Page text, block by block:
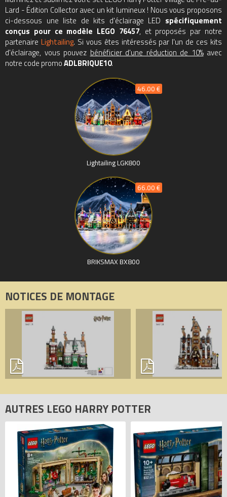
Lard - Édition Collector avec un kit lumineux ! Nous vous proposons
ci-dessous une liste de kits d'éclairage LED spécifiquement
conçus pour ce modèle LEGO 76457, et proposés par notre
partenaire Lightailing. Si vous êtes intéressés par l'un de ces kits
d'éclairage, vous pouvez bénéficier d'une réduction de 10%avec
notre code promoADLBRIQUE10.
46.00 €
Lightailing LGK800
66.00 €
BRIKSMAX BX800
NOTICES DE MONTAGE
AUTRES LEGO HARRY POTTER